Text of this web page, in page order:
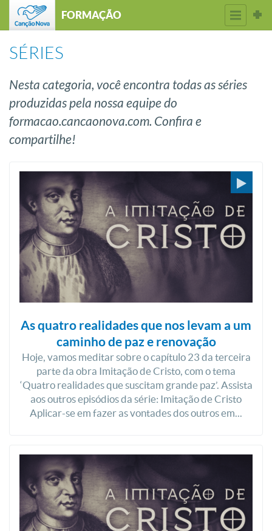
FORMAÇÃO
SÉRIES
Nesta categoria, você encontra todas as séries
produzidas pela nossa equipe do
formacao.cancaonova.com. Confira e
compartilhe!
As quatro realidades que nos levam a um
caminho de paz e renovação
Hoje, vamos meditar sobre o capítulo 23 da terceira
parte da obra Imitação de Cristo, com o tema
‘Quatro realidades que suscitam grande paz’. Assista
aos outros episódios da série: Imitação de Cristo
Aplicar-se em fazer as vontades dos outros em...